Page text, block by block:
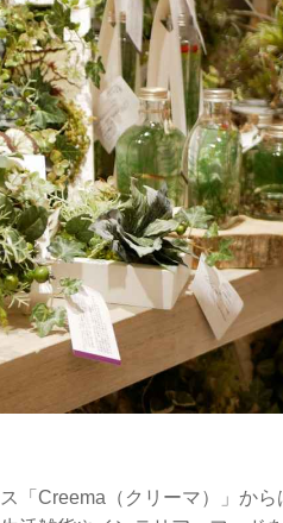
「Creema（クリーマ）」から